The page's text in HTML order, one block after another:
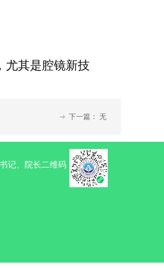
尤其是腔镜新技
ꁹ 下一篇： 无
记、院长二维码：